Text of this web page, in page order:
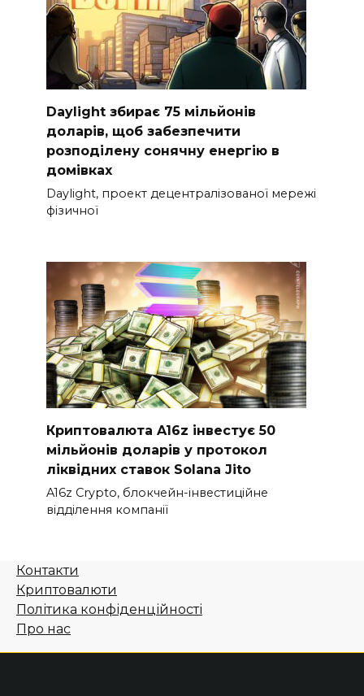
Daylight збирає 75 мільйонів
доларів, щоб забезпечити
розподілену сонячну енергію в
домівках
Daylight, проект децентралізованої мережі
фізичної
Криптовалюта A16z інвестує 50
мільйонів доларів у протокол
ліквідних ставок Solana Jito
A16z Crypto, блокчейн-інвестиційне
відділення компанії
Контакти
Криптовалюти
Політика конфіденційності
Про нас